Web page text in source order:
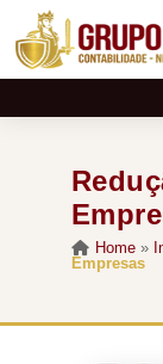
Home»
Empresas